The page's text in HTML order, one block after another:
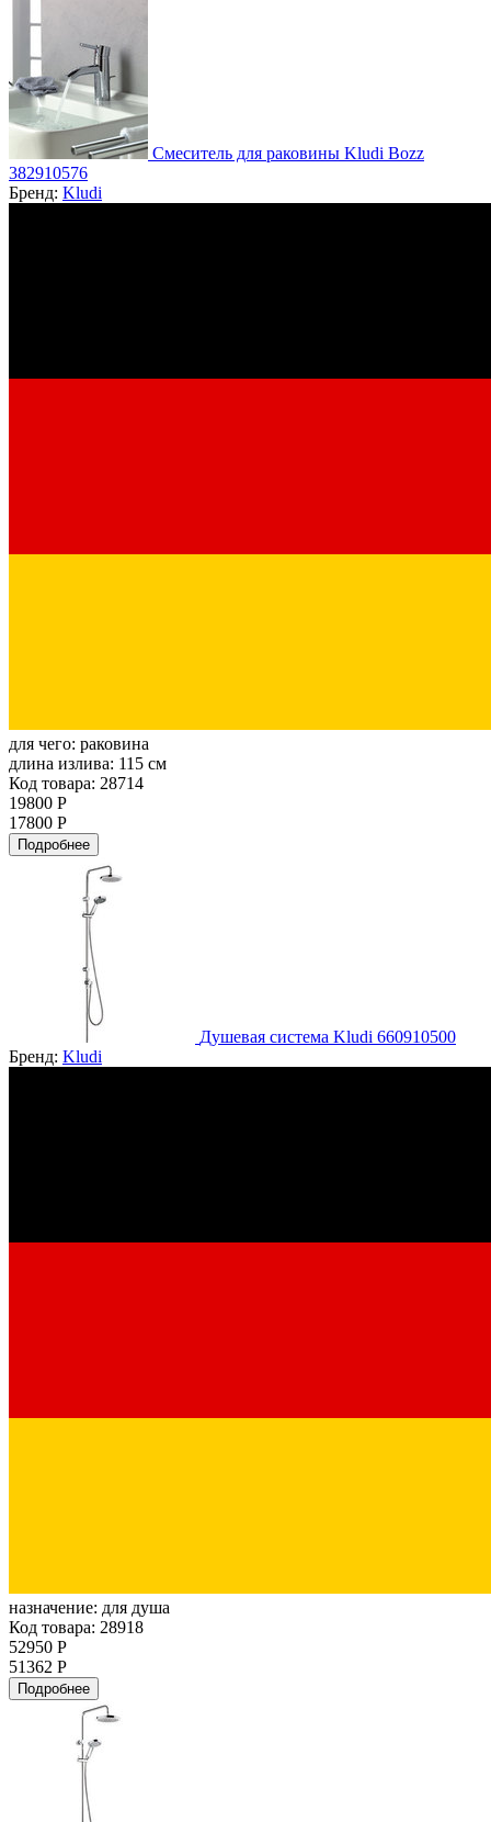
Смеситель для раковины Kludi Bozz
382910576
Бренд: Kludi
для чего: раковина
длина излива: 115 см
Код товара: 28714
19800 Р
17800 Р
Подробнее
Душевая система Kludi 660910500
Бренд: Kludi
назначение: для душа
Код товара: 28918
52950 Р
51362 Р
Подробнее